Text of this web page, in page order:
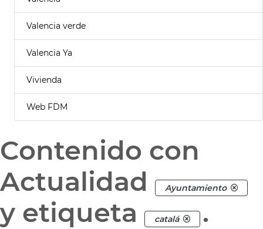
Valencia verde
Valencia Ya
Vivienda
Web FDM
Contenido con
Actualidad
Ayuntamiento
y etiqueta catalá .